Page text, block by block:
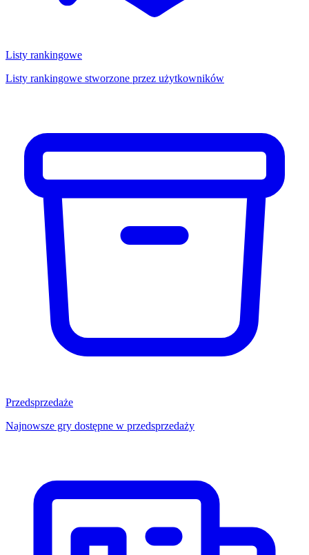
Listy rankingowe
Listy rankingowe stworzone przez użytkowników
Przedsprzedaże
Najnowsze gry dostępne w przedsprzedaży